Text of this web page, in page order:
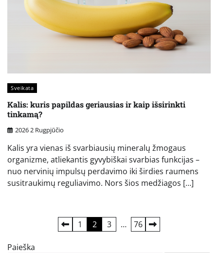
Sveikata
Kalis: kuris papildas geriausias ir kaip išsirinkti
tinkamą?
2026 2 Rugpjūčio
Kalis yra vienas iš svarbiausių mineralų žmogaus
organizme, atliekantis gyvybiškai svarbias funkcijas –
nuo nervinių impulsų perdavimo iki širdies raumens
susitraukimų reguliavimo. Nors šios medžiagos […]
puslapiavimas
1 2 3 … 76
Paieška